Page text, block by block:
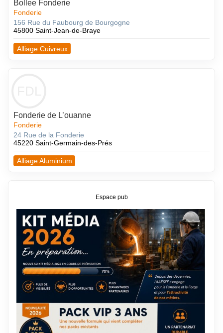
Bollee Fonderie
Fonderie
156 Rue du Faubourg de Bourgogne
45800 Saint-Jean-de-Braye
Alliage Cuivreux
Fonderie de L’ouanne
Fonderie
24 Rue de la Fonderie
45220 Saint-Germain-des-Prés
Alliage Aluminium
Espace pub